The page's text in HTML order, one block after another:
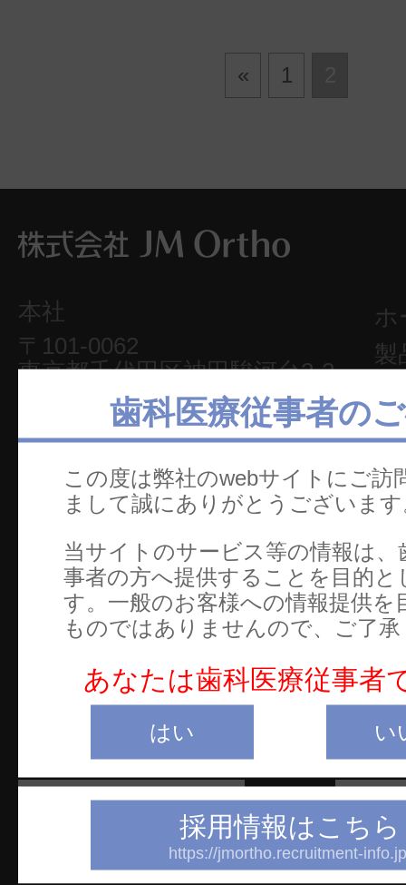
歯科医療従事者の
この度は弊社のwebサイトにご訪
まして誠にありがとうございま
当サイトのサービス等の情報は、
事者の方へ提供することを目的と
す。一般のお客様への情報提供を
ものではありませんので、ご了
あなたは歯科医療従事者
はい い
採用情報はこちら
https://jmortho.recruitment-
« 1
ホ
製
文
カ
本社
〒101-0062
東京都千代田区神田駿河台2-2
御茶ノ水杏雲ビル14F
TEL：03-5281-4711
FAX：03-5281-4716